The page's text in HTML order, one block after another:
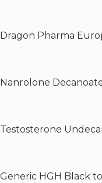
Dragon Pharma
Nanrolone
Testosterone
Generic HGH Black